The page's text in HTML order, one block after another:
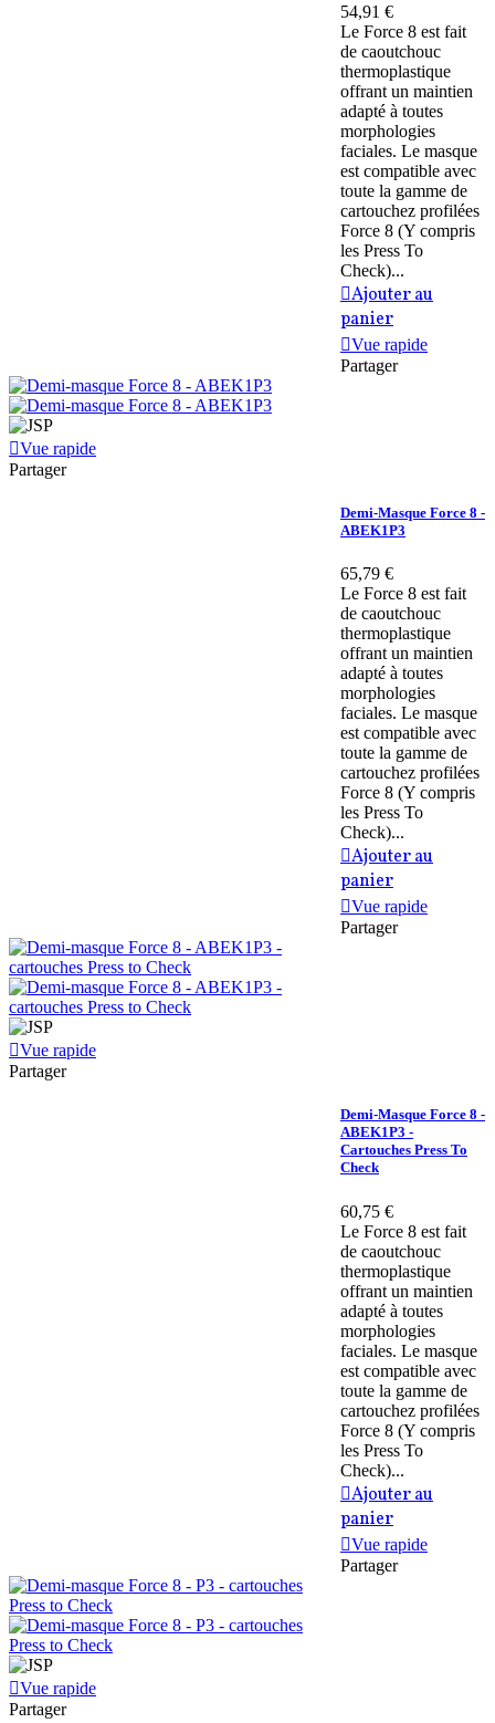
54,91 €
Le Force 8 est fait
de caoutchouc
thermoplastique
offrant un maintien
adapté à toutes
morphologies
faciales. Le masque
est compatible avec
toute la gamme de
cartouchez profilées
Force 8 (Y compris
les Press To
Check)...
Ajouter au
panier
Vue rapide
Partager
Vue rapide
Partager
Demi-Masque Force 8 -
ABEK1P3
65,79 €
Le Force 8 est fait
de caoutchouc
thermoplastique
offrant un maintien
adapté à toutes
morphologies
faciales. Le masque
est compatible avec
toute la gamme de
cartouchez profilées
Force 8 (Y compris
les Press To
Check)...
Ajouter au
panier
Vue rapide
Partager
Vue rapide
Partager
Demi-Masque Force 8 -
ABEK1P3 -
Cartouches Press To
Check
60,75 €
Le Force 8 est fait
de caoutchouc
thermoplastique
offrant un maintien
adapté à toutes
morphologies
faciales. Le masque
est compatible avec
toute la gamme de
cartouchez profilées
Force 8 (Y compris
les Press To
Check)...
Ajouter au
panier
Vue rapide
Partager
Vue rapide
Partager